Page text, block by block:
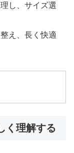
し、サイズ選
え、長く快適
く理解する